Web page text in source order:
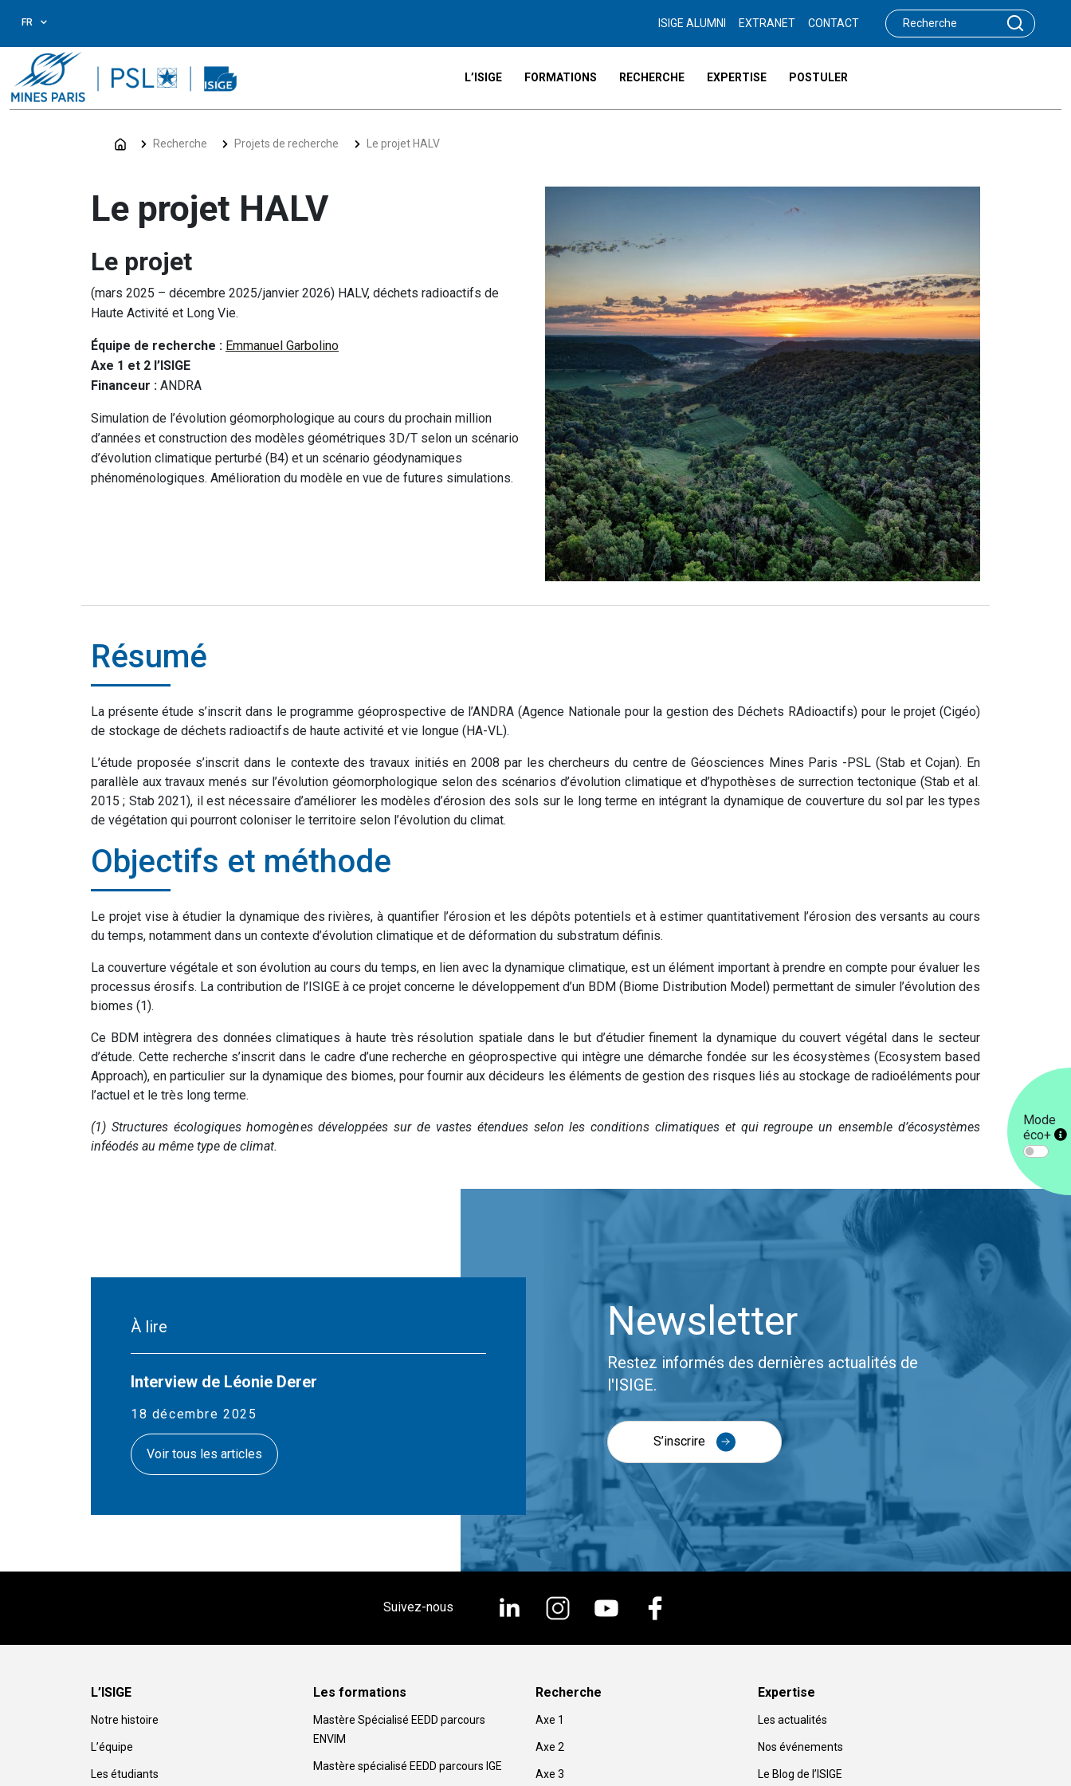
Mode
éco+
FR ISIGE ALUMNI EXTRANET CONTACT
L’ISIGE FORMATIONS RECHERCHE EXPERTISE POSTULER
Recherche Projets de recherche Le projet HALV
Le projet HALV
Le projet
(mars 2025 – décembre 2025/janvier 2026) HALV, déchets radioactifs de
Haute Activité et Long Vie.
Équipe de recherche : Emmanuel Garbolino
Axe 1 et 2 l’ISIGE
Financeur : ANDRA
Simulation de l’évolution géomorphologique au cours du prochain million
d’années et construction des modèles géométriques 3D/T selon un scénario
d’évolution climatique perturbé (B4) et un scénario géodynamiques
phénoménologiques. Amélioration du modèle en vue de futures simulations.
Résumé
La présente étude s’inscrit dans le programme géoprospective de l’ANDRA (Agence Nationale pour la gestion des Déchets RAdioactifs) pour le projet (Cigéo)
de stockage de déchets radioactifs de haute activité et vie longue (HA-VL).
L’étude proposée s’inscrit dans le contexte des travaux initiés en 2008 par les chercheurs du centre de Géosciences Mines Paris -PSL (Stab et Cojan). En
parallèle aux travaux menés sur l’évolution géomorphologique selon des scénarios d’évolution climatique et d’hypothèses de surrection tectonique (Stab et al.
2015 ; Stab 2021), il est nécessaire d’améliorer les modèles d’érosion des sols sur le long terme en intégrant la dynamique de couverture du sol par les types
de végétation qui pourront coloniser le territoire selon l’évolution du climat.
Objectifs et méthode
Le projet vise à étudier la dynamique des rivières, à quantifier l’érosion et les dépôts potentiels et à estimer quantitativement l’érosion des versants au cours
du temps, notamment dans un contexte d’évolution climatique et de déformation du substratum définis.
La couverture végétale et son évolution au cours du temps, en lien avec la dynamique climatique, est un élément important à prendre en compte pour évaluer les
processus érosifs. La contribution de l’ISIGE à ce projet concerne le développement d’un BDM (Biome Distribution Model) permettant de simuler l’évolution des
biomes (1).
Ce BDM intègrera des données climatiques à haute très résolution spatiale dans le but d’étudier finement la dynamique du couvert végétal dans le secteur
d’étude. Cette recherche s’inscrit dans le cadre d’une recherche en géoprospective qui intègre une démarche fondée sur les écosystèmes (Ecosystem based
Approach), en particulier sur la dynamique des biomes, pour fournir aux décideurs les éléments de gestion des risques liés au stockage de radioéléments pour
l’actuel et le très long terme.
(1) Structures écologiques homogènes développées sur de vastes étendues selon les conditions climatiques et qui regroupe un ensemble d’écosystèmes
inféodés au même type de climat.
À lire
Interview de Léonie Derer
18 décembre 2025
Voir tous les articles
Newsletter
Restez informés des dernières actualités de
l'ISIGE.
S’inscrire
Suivez-nous
L’ISIGE
Notre histoire
L’équipe
Les étudiants
Les formations
Mastère Spécialisé EEDD parcours
ENVIM
Mastère spécialisé EEDD parcours IGE
Recherche
Axe 1
Axe 2
Axe 3
Expertise
Les actualités
Nos événements
Le Blog de l’ISIGE